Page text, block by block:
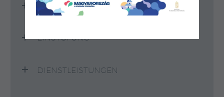
STANDORTINFORMATIONEN
EINSTUFUNG
DIENSTLEISTUNGEN